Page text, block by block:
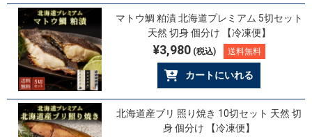
マトウ鯛 粕漬 北海道プレミアム 5切セット
天然 切身 個分け 【冷凍便】
¥3,980(税込) 送料無料
カートにいれる
北海道産ブリ 照り焼き 10切セット 天然 切
身 個分け 【冷凍便】